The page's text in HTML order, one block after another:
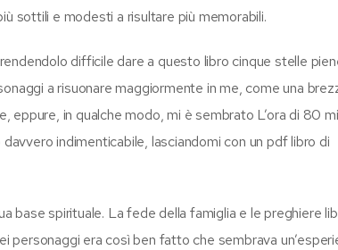
sottili e modesti a risultare più memorabili.
difficile dare a questo libro cinque stelle
a risuonare maggiormente in me, come una
eppure, in qualche modo, mi è sembrato L’ora di 80
indimenticabile, lasciandomi con un pdf libro di
base spirituale. La fede della famiglia e le preghiere
era così ben fatto che sembrava